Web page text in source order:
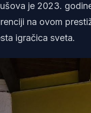
je 2023.
na ovom
igračica sveta.